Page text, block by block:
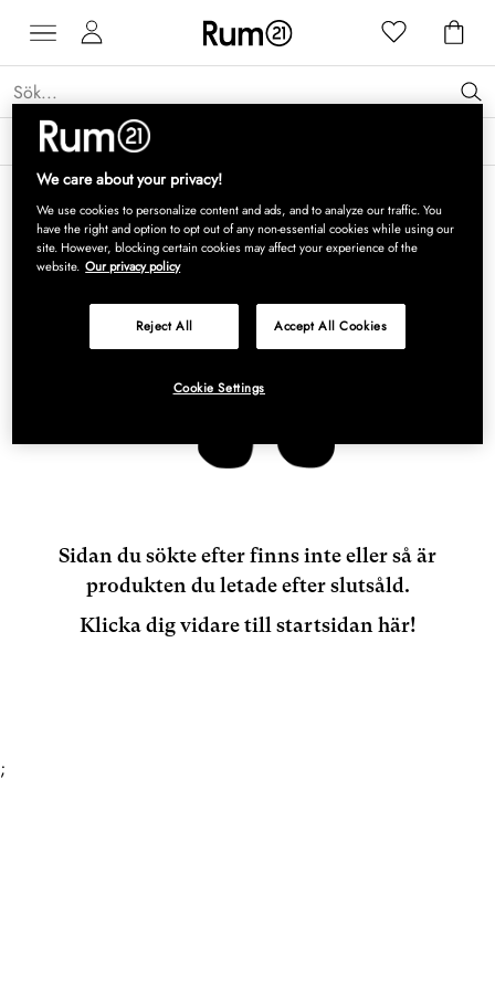
Få 15 % rabatt på Grythyttan Stålmöbler* →
Sidan du sökte efter finns inte eller så är
produkten du letade efter slutsåld.
Klicka dig vidare till startsidan här!
;
We care about your privacy!
We use cookies to personalize content and ads, and to analyze our traffic. You
have the right and option to opt out of any non-essential cookies while using our
site. However, blocking certain cookies may affect your experience of the
website. Our privacy policy
Reject All Accept All Cookies
Cookie Settings